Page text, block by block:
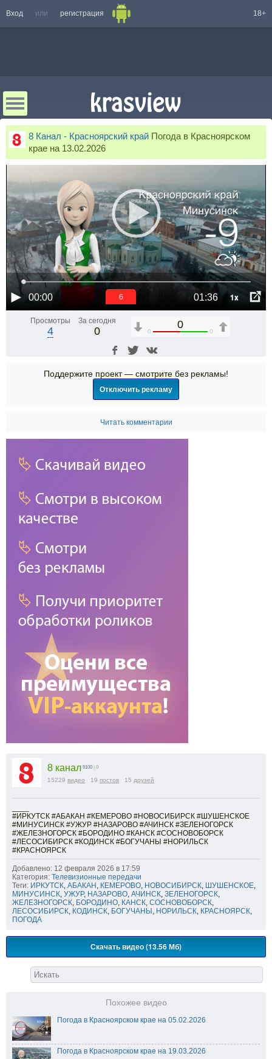
Вход или регистрация 18+
8 Канал - Красноярский край Погода в Красноярском
крае на 13.02.2026
00:00 01:36 1x
6
Просмотры
4
За сегодня
0
0
0 0
Поддержите проект — смотрите без рекламы!
Отключить рекламу
Читать комментарии
8 канал 9100 | 0
15229 видео 19 постов 15 друзей
#ИРКУТСК #АБАКАН #КЕМЕРОВО #НОВОСИБИРСК #ШУШЕНСКОЕ
#МИНУСИНСК #УЖУР #НАЗАРОВО #АЧИНСК #ЗЕЛЕНОГОРСК
#ЖЕЛЕЗНОГОРСК #БОРОДИНО #КАНСК #СОСНОВОБОРСК
#ЛЕСОСИБИРСК #КОДИНСК #БОГУЧАНЫ #НОРИЛЬСК
#КРАСНОЯРСК
Добавлено: 12 февраля 2026 в 17:59
Категория: Телевизионные передачи
Теги: ИРКУТСК, АБАКАН , КЕМЕРОВО, НОВОСИБИРСК, ШУШЕНСКОЕ,
МИНУСИНСК, УЖУР, НАЗАРОВО, АЧИНСК, ЗЕЛЕНОГОРСК,
ЖЕЛЕЗНОГОРСК, БОРОДИНО, КАНСК, СОСНОВОБОРСК,
ЛЕСОСИБИРСК, КОДИНСК, БОГУЧАНЫ , НОРИЛЬСК, КРАСНОЯРСК,
ПОГОДА
Скачать видео (13.56 Мб)
Похожее видео
Погода в Красноярском крае на 05.02.2026
Погода в Красноярском крае на 19.03.2026